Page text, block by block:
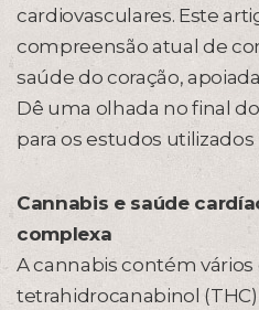
cardiovasculares. Este
compreensão atual de
saúde do coração,
Dê uma olhada no final
para os estudos
Cannabis e saúde
complexa
A cannabis contém
tetrahidrocanabinol